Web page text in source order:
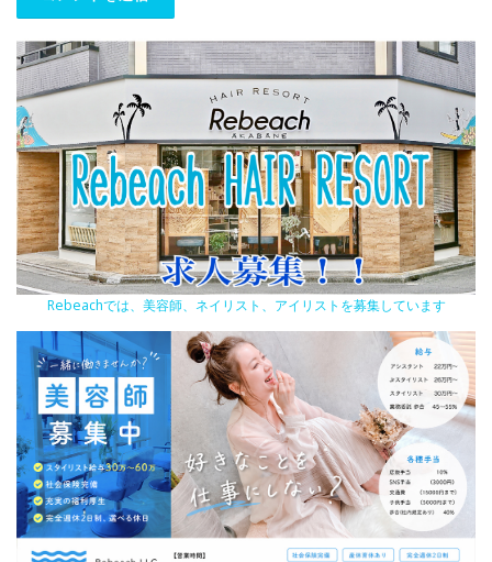
Rebeachでは、美容師、ネイリスト、アイリストを募集しています